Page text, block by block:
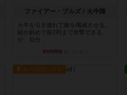
ファイアー・ブルズ / 火牛陣
火牛を引き連れて敵を殲滅させる。
縦か斜めで前2列まで攻撃できる
が、自分...
約6時間前
ルール/インスト